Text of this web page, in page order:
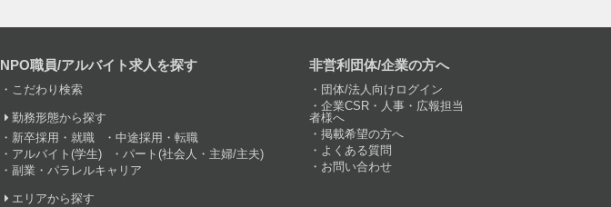
NPO職員/アルバイト求人を探す
こだわり検索
勤務形態から探す
新卒採用・就職
中途採用・転職
アルバイト(学生)
パート(社会人・主婦/主夫)
副業・パラレルキャリア
エリアから探す
非営利団体/企業の方へ
団体/法人向けログイン
企業CSR・人事・広報担当
者様へ
掲載希望の方へ
よくある質問
お問い合わせ